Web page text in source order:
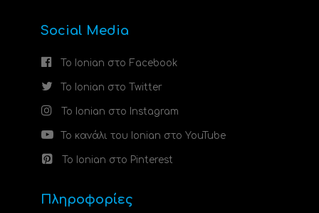
Social Media
Το Ionian στο Facebook
Το Ionian στο Twitter
Το Ionian στο Instagram
Το κανάλι του Ionian στο YouTube
Το Ionian στο Pinterest
Πληροφορίες